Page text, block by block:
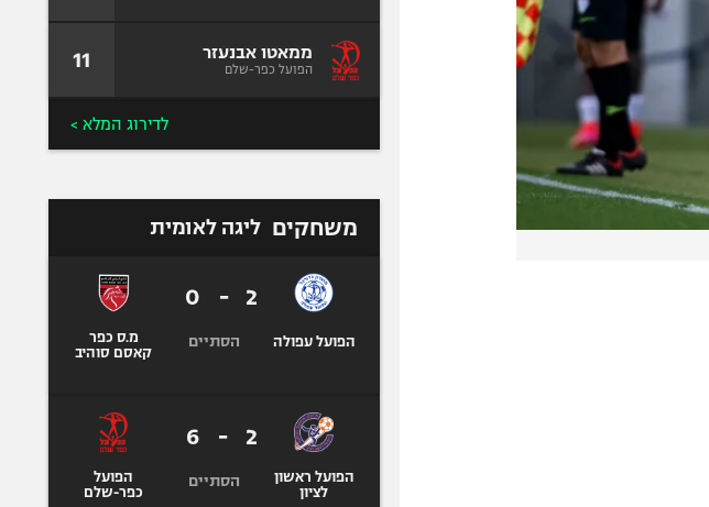
ממאטו אבנעזר
הפועל כפר-שלם 11
לדירוג המלא >
משחקים ליגה לאומית
הפועל עפולה
2
-
0
הסתיים
מ.ס כפר
קאסם סוהיב
הפועל ראשון
לציון
2
-
6
הסתיים
הפועל
כפר-שלם